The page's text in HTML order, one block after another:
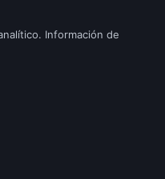
Información de